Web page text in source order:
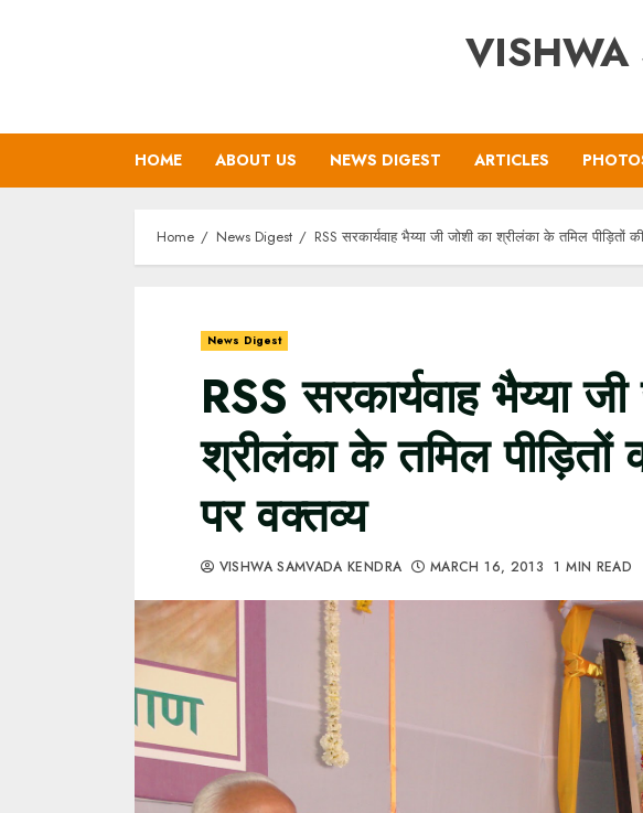
VISHWA
HOME ABOUT US NEWS DIGEST ARTICLES
Home News Digest RSS सरकार्यवाह भैय्या जी जोशी का श्रीलंका के तमिल पीड़ितों
News Digest
RSS सरकार्यवाह भैय्या
श्रीलंका के तमिल
पर वक्तव्य
VISHWA SAMVADA KENDRA MARCH 16, 2013 1 MIN READ